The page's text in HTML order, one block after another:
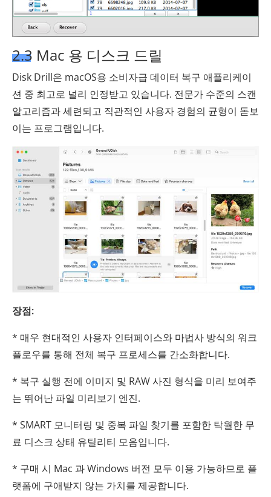
2.3 Mac 용 디스크 드릴
Disk Drill은 macOS용 소비자급 데이터 복구 애플리케이
션 중 최고로 널리 인정받고 있습니다. 전문가 수준의 스캔
알고리즘과 세련되고 직관적인 사용자 경험의 균형이 돋보
이는 프로그램입니다.
장점:
* 매우 현대적인 사용자 인터페이스와 마법사 방식의 워크
플로우를 통해 전체 복구 프로세스를 간소화합니다.
* 복구 실행 전에 이미지 및 RAW 사진 형식을 미리 보여주
는 뛰어난 파일 미리보기 엔진.
* SMART 모니터링 및 중복 파일 찾기를 포함한 탁월한 무
료 디스크 상태 유틸리티 모음입니다.
* 구매 시 Mac 과 Windows 버전 모두 이용 가능하므로 플
랫폼에 구애받지 않는 가치를 제공합니다.